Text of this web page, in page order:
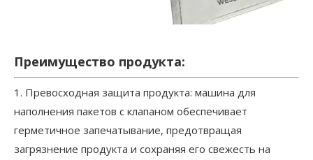
Преимущество продукта:
1. Превосходная защита продукта: машина для
наполнения пакетов с клапаном обеспечивает
герметичное запечатывание, предотвращая
загрязнение продукта и сохраняя его свежесть на